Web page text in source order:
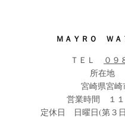
ＭＡＹＲＯ ＷＡ
ＴＥＬ
０９
所在地
宮崎県宮崎
営業時間 １１
定休日 日曜日(第３